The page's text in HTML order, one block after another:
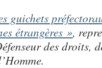
guichets
étrangères »,
des droits,